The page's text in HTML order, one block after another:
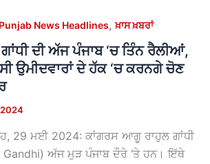
News Headlines,ਖ਼ਾਸ ਖ਼ਬਰਾਂ
ਦੀ ਅੱਜ ਪੰਜਾਬ ‘ਚ ਤਿੰਨ ਰੈਲੀਆਂ,
ਉਮੀਦਵਾਰਾਂ ਦੇ ਹੱਕ ‘ਚ ਕਰਨਗੇ ਚੋਣ
29 ਮਈ 2024: ਕਾਂਗਰਸ ਆਗੂ ਰਾਹੁਲ ਗਾਂਧੀ
Gandhi) ਅੱਜ ਮੁੜ ਪੰਜਾਬ ਦੌਰੇ ‘ਤੇ ਹਨ। ਇੱਥੇ